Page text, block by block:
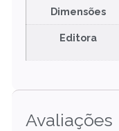
Dimensões
Editora
Avaliações